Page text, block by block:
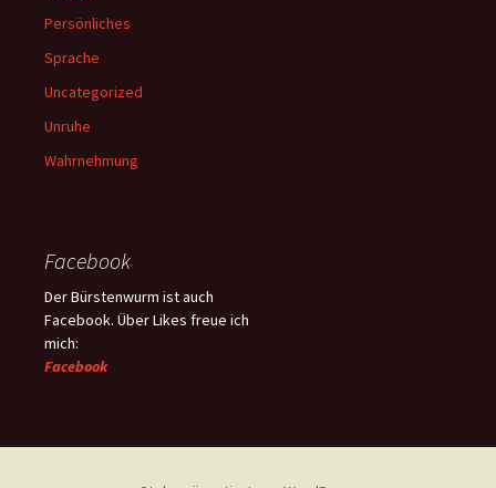
Persönliches
Sprache
Uncategorized
Unruhe
Wahrnehmung
Facebook
Der Bürstenwurm ist auch
Facebook. Über Likes freue ich
mich:
Facebook